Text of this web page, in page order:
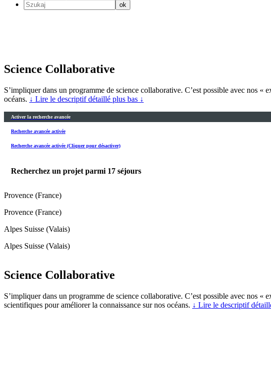
Science Collaborative
S’impliquer dans un programme de science collaborative. C’est possible avec nos
océans. ↓ Lire le descriptif détaillé plus bas ↓
Activer la recherche avancée
Recherche avancée activée
Recherche avancée activée (Cliquer pour désactiver)
Recherchez un projet parmi 17 séjours
Provence (France)
Provence (France)
Alpes Suisse (Valais)
Alpes Suisse (Valais)
Science Collaborative
S’impliquer dans un programme de science collaborative. C’est possible avec nos
scientifiques pour améliorer la connaissance sur nos océans. ↓ Lire le descriptif